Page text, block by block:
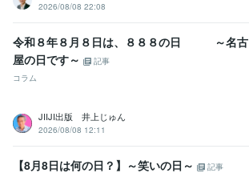
2026/08/08 22:08
令和８年８月８日は、８８８の日 ～名古
屋の日です～
記事
コラム
JIIJI出版 井上じゅん
2026/08/08 12:11
【8月8日は何の日？】～笑いの日～
記事